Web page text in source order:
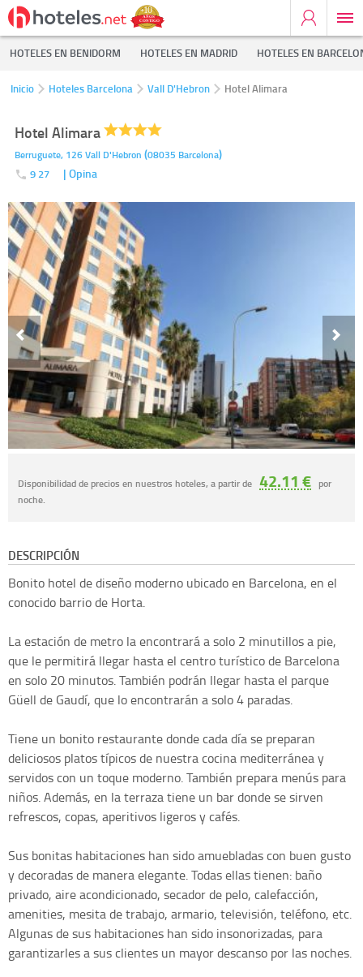
HOTELES EN BENIDORM HOTELES EN MADRID HOTELES EN
Inicio Hoteles Barcelona Vall D'Hebron Hotel Alimara
Hotel Alimara
Berruguete, 126Vall D'Hebron (08035 Barcelona)
9 27 | Opina
Disponibilidad de precios en nuestros hoteles, a partir de 42.11 € por
noche.
DESCRIPCIÓN
Bonito hotel de diseño moderno ubicado en Barcelona, en el
conocido barrio de Horta.
La estación de metro la encontrará a solo 2 minutillos a pie,
que le permitirá llegar hasta el centro turístico de Barcelona
en solo 20 minutos. También podrán llegar hasta el parque
Güell de Gaudí, que lo encontrarán a solo 4 paradas.
Tiene un bonito restaurante donde cada día se preparan
deliciosos platos típicos de nuestra cocina mediterránea y
servidos con un toque moderno. También prepara menús para
niños. Además, en la terraza tiene un bar donde se sirven
refrescos, copas, aperitivos ligeros y cafés.
Sus bonitas habitaciones han sido amuebladas con buen gusto
y decoradas de manera elegante. Todas ellas tienen: baño
privado, aire acondicionado, secador de pelo, calefacción,
amenities, mesita de trabajo, armario, televisión, teléfono, etc.
Algunas de sus habitaciones han sido insonorizadas, para
garantizarles a sus clientes un mayor descanso por las noches.